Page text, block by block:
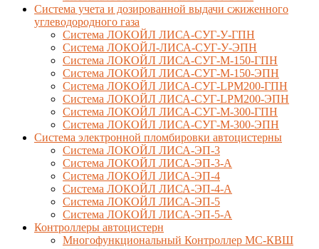
Система учета и дозированной выдачи сжиженного
углеводородного газа
Система ЛОКОЙЛ ЛИСА-СУГ-У-ГПН
Система ЛОКОЙЛ-ЛИСА-СУГ-У-ЭПН
Система ЛОКОЙЛ ЛИСА-СУГ-М-150-ГПН
Система ЛОКОЙЛ ЛИСА-СУГ-М-150-ЭПН
Система ЛОКОЙЛ ЛИСА-СУГ-LPM200-ГПН
Система ЛОКОЙЛ ЛИСА-СУГ-LPM200-ЭПН
Система ЛОКОЙЛ ЛИСА-СУГ-М-300-ГПН
Система ЛОКОЙЛ ЛИСА-СУГ-М-300-ЭПН
Система электронной пломбировки автоцистерны
Система ЛОКОЙЛ ЛИСА-ЭП-3
Система ЛОКОЙЛ ЛИСА-ЭП-3-А
Система ЛОКОЙЛ ЛИСА-ЭП-4
Система ЛОКОЙЛ ЛИСА-ЭП-4-А
Система ЛОКОЙЛ ЛИСА-ЭП-5
Система ЛОКОЙЛ ЛИСА-ЭП-5-А
Контроллеры автоцистерн
Многофункциональный Контроллер МС-КВШ